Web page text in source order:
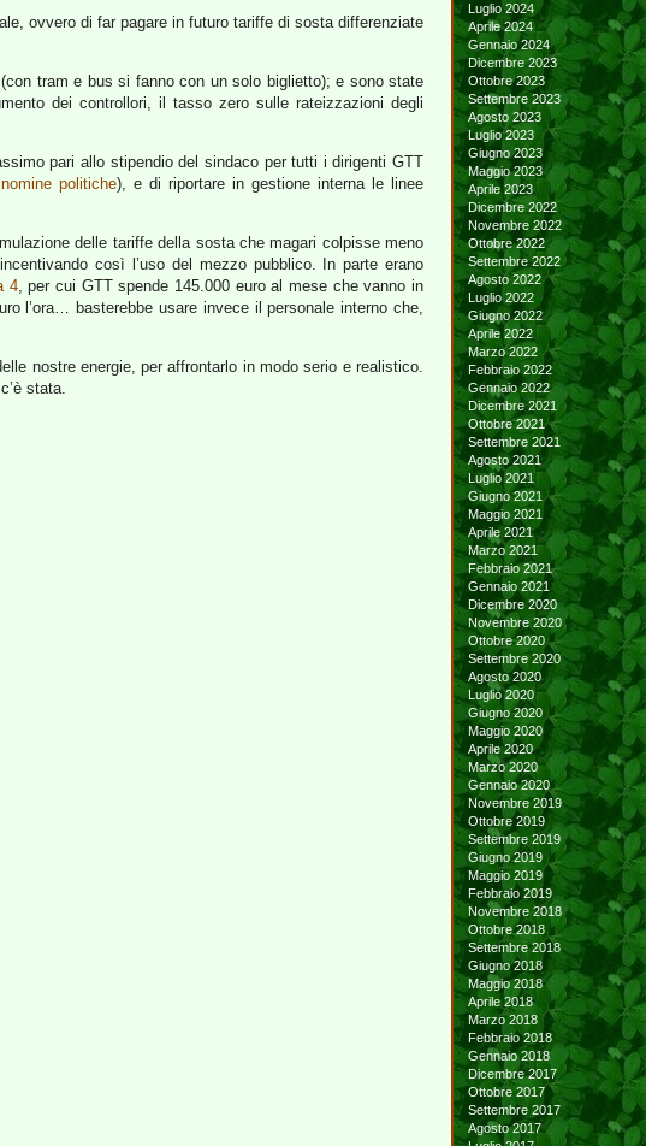
ovvero di far pagare in futuro tariffe di sosta differenziate
tram e bus si fanno con un solo biglietto); e sono state
dei controllori, il tasso zero sulle rateizzazioni degli
pari allo stipendio del sindaco per tutti i dirigenti GTT
politiche), e di riportare in gestione interna le linee
delle tariffe della sosta che magari colpisse meno
così l’uso del mezzo pubblico. In parte erano
4, per cui GTT spende 145.000 euro al mese che vanno in
l’ora… basterebbe usare invece il personale interno che,
nostre energie, per affrontarlo in modo serio e realistico.
stata.
Luglio 2024
Aprile 2024
Gennaio 2024
Dicembre 2023
Ottobre 2023
Settembre 2023
Agosto 2023
Luglio 2023
Giugno 2023
Maggio 2023
Aprile 2023
Dicembre 2022
Novembre 2022
Ottobre 2022
Settembre 2022
Agosto 2022
Luglio 2022
Giugno 2022
Aprile 2022
Marzo 2022
Febbraio 2022
Gennaio 2022
Dicembre 2021
Ottobre 2021
Settembre 2021
Agosto 2021
Luglio 2021
Giugno 2021
Maggio 2021
Aprile 2021
Marzo 2021
Febbraio 2021
Gennaio 2021
Dicembre 2020
Novembre 2020
Ottobre 2020
Settembre 2020
Agosto 2020
Luglio 2020
Giugno 2020
Maggio 2020
Aprile 2020
Marzo 2020
Gennaio 2020
Novembre 2019
Ottobre 2019
Settembre 2019
Giugno 2019
Maggio 2019
Febbraio 2019
Novembre 2018
Ottobre 2018
Settembre 2018
Giugno 2018
Maggio 2018
Aprile 2018
Marzo 2018
Febbraio 2018
Gennaio 2018
Dicembre 2017
Ottobre 2017
Settembre 2017
Agosto 2017